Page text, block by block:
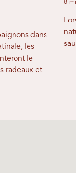
dans
les
le
radeaux et
8